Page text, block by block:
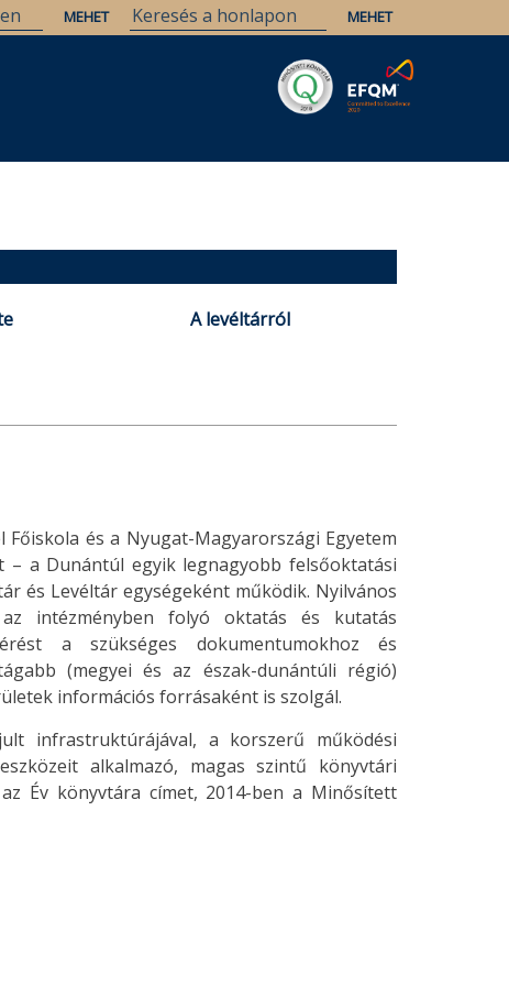
A levéltárról
és a Nyugat-Magyarországi Egyetem
– a Dunántúl egyik legnagyobb felsőoktatási
és Levéltár egységeként működik. Nyilvános
intézményben folyó oktatás és kutatás
a szükséges dokumentumokhoz és
(megyei és az észak-dunántúli régió)
információs forrásaként is szolgál.
infrastruktúrájával, a korszerű működési
alkalmazó, magas szintű könyvtári
Év könyvtára címet, 2014-ben a Minősített